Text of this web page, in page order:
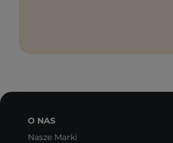
O NAS
Nasze Marki